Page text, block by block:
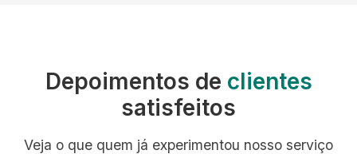
Depoimentos de clientes
satisfeitos
Veja o que quem já experimentou nosso serviço